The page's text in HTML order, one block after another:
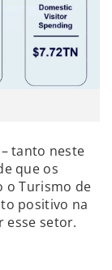
tanto neste
que os
o Turismo de
positivo na
esse setor.